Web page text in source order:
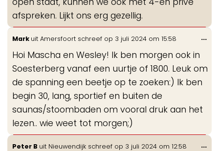
afspreken. Lijkt ons erg gezellig.
Mark uit Amersfoort schreef op 3 juli 2024 om 15:58
Hoi Mascha en Wesley! Ik ben morgen ook in
Soesterberg vanaf een uurtje of 1800. Leuk om
de spanning een beetje op te zoeken:) Ik ben
begin 30, lang, sportief en buiten de
saunas/stoombaden om vooral druk aan het
lezen.. wie weet tot morgen;)
...
Peter B uit Nieuwendijk schreef op 3 juli 2024 om 12:58 ...